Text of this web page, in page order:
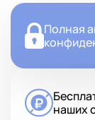
Полная
наших